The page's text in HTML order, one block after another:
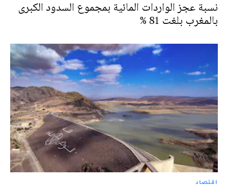
نسبة عجز الواردات المائية بمجموع السدود الكبرى
بالمغرب بلغت 81 %
اقتصاد